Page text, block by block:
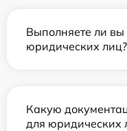
Выполняете ли вы
юридических лиц?
Какую
для юридических